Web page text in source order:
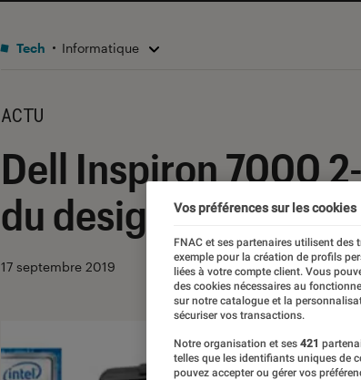
Tech Informatique
ACTU
Dell Inspiron 7000
du design et de
17 septembre 2019
Vos préférences sur les cookies
FNAC et ses partenaires utilisent
exemple pour la création de profils
liées à votre compte client. Vous
des cookies nécessaires au
sur notre catalogue et la
sécuriser vos transactions.
Notre organisation et ses 421
telles que les identifiants uniques de
pouvez accepter ou gérer vos